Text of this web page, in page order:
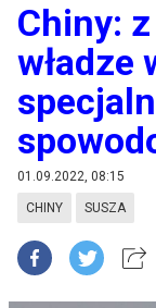
Chiny:
władze
01.09.2022, 08:15
CHINY SUSZA